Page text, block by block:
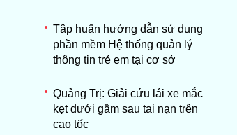
Tập huấn hướng dẫn sử dụng
phần mềm Hệ thống quản lý
thông tin trẻ em tại cơ sở
Quảng Trị: Giải cứu lái xe mắc
kẹt dưới gầm sau tai nạn trên
cao tốc